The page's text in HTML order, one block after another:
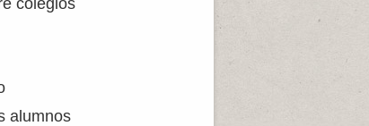
colegios
alumnos